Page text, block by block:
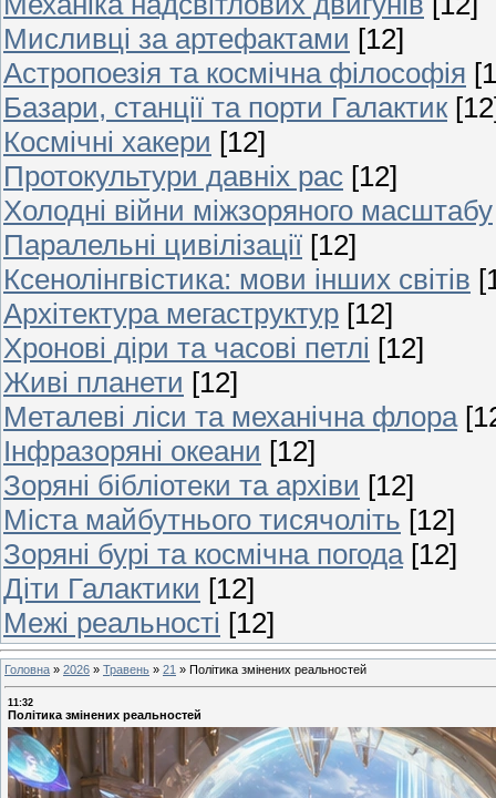
Мисливці за артефактами [12]
Астропоезія та космічна філософія
Базари, станції та порти Галактик
Космічні хакери [12]
Протокультури давніх рас [12]
Холодні війни міжзоряного масштабу
Паралельні цивілізації [12]
Ксенолінгвістика: мови інших світів
Архітектура мегаструктур [12]
Хронові діри та часові петлі [12]
Живі планети [12]
Металеві ліси та механічна флора
Інфразоряні океани [12]
Зоряні бібліотеки та архіви [12]
Міста майбутнього тисячоліть [12]
Зоряні бурі та космічна погода [12]
Діти Галактики [12]
Межі реальності [12]
Головна » 2026 » Травень » 21 » Політика змінених реальностей
11:32
Політика змінених реальностей